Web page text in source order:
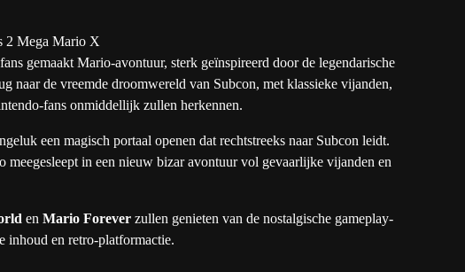
2 Mega Mario X
gemaakt Mario-avontuur, sterk geïnspireerd door de legendarische
naar de vreemde droomwereld van Subcon, met klassieke vijanden,
fans onmiddellijk zullen herkennen.
een magisch portaal openen dat rechtstreeks naar Subcon leidt.
in een nieuw bizar avontuur vol gevaarlijke vijanden en
enMario Forever zullen genieten van de nostalgische gameplay-
inhoud en retro-platformactie.